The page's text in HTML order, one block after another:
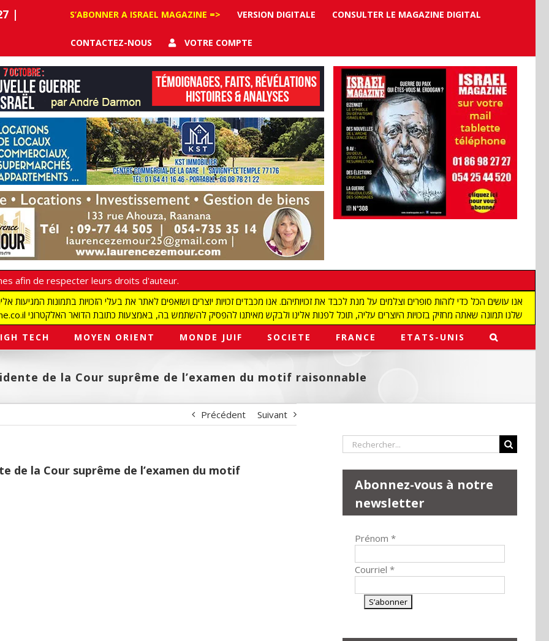
|
S’ABONNER A ISRAEL MAGAZINE => VERSION DIGITALE CONSULTER LE MAGAZINE DIGITAL
CONTACTEZ-NOUS VOTRE COMPTE
afin de respecter leurs droits d'auteur.
redaction@israelmagazine.co.il שלנו תמונה שאתה מחזיק בזכויות היוצרים עליה, תוכל לפנות אלינו ולבקש מאיתנו להפסיק להשתמש בה, באמצעות כתובת הדואר האלקטרוני
TECH MOYEN ORIENT MONDE JUIF SOCIETE FRANCE ETATS-UNIS
de la Cour suprême de l’examen du motif raisonnable
Précédent Suivant
de la Cour suprême de l’examen du motif
Rechercher:
Abonnez-vous à notre
newsletter
Prénom *
Courriel *